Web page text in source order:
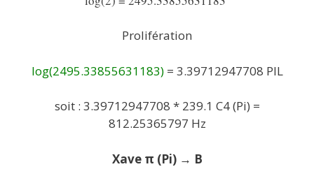
Prolifération
log(2495.33855631183) = 3.39712947708 PIL
soit : 3.39712947708 * 239.1 C4 (Pi) =
812.25365797 Hz
Xave π (Pi) → B